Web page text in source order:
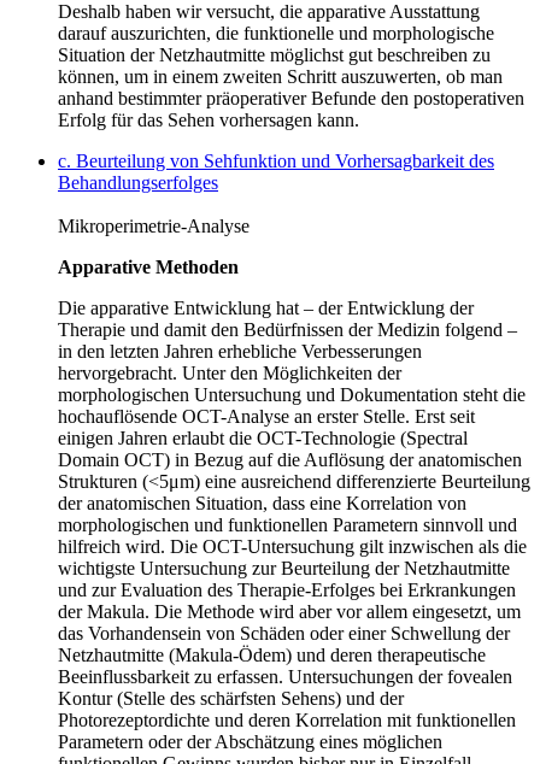
Deshalb haben wir versucht, die apparative Ausstattung
darauf auszurichten, die funktionelle und morphologische
Situation der Netzhautmitte möglichst gut beschreiben zu
können, um in einem zweiten Schritt auszuwerten, ob man
anhand bestimmter präoperativer Befunde den postoperativen
Erfolg für das Sehen vorhersagen kann.
c. Beurteilung von Sehfunktion und Vorhersagbarkeit des
Behandlungserfolges
Mikroperimetrie-Analyse
Apparative Methoden
Die apparative Entwicklung hat – der Entwicklung der
Therapie und damit den Bedürfnissen der Medizin folgend –
in den letzten Jahren erhebliche Verbesserungen
hervorgebracht. Unter den Möglichkeiten der
morphologischen Untersuchung und Dokumentation steht die
hochauflösende OCT-Analyse an erster Stelle. Erst seit
einigen Jahren erlaubt die OCT-Technologie (Spectral
Domain OCT) in Bezug auf die Auflösung der anatomischen
Strukturen (<5μm) eine ausreichend differenzierte Beurteilung
der anatomischen Situation, dass eine Korrelation von
morphologischen und funktionellen Parametern sinnvoll und
hilfreich wird. Die OCT-Untersuchung gilt inzwischen als die
wichtigste Untersuchung zur Beurteilung der Netzhautmitte
und zur Evaluation des Therapie-Erfolges bei Erkrankungen
der Makula. Die Methode wird aber vor allem eingesetzt, um
das Vorhandensein von Schäden oder einer Schwellung der
Netzhautmitte (Makula-Ödem) und deren therapeutische
Beeinflussbarkeit zu erfassen. Untersuchungen der fovealen
Kontur (Stelle des schärfsten Sehens) und der
Photorezeptordichte und deren Korrelation mit funktionellen
Parametern oder der Abschätzung eines möglichen